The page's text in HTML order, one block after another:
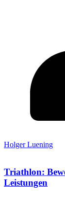
Holger Luening
Triathlon:
Leistungen